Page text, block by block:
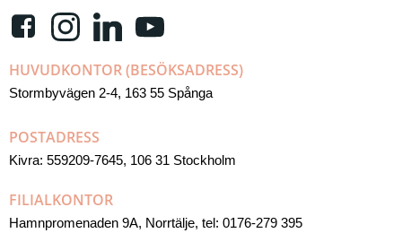
HUVUDKONTOR (BESÖKSADRESS)
Stormbyvägen 2-4, 163 55 Spånga
POSTADRESS
Kivra: 559209-7645, 106 31 Stockholm
FILIALKONTOR
Hamnpromenaden 9A, Norrtälje, tel: 0176-279 395